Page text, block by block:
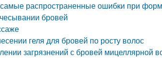
распространенные ошибки при
бровей
геля для бровей по росту волос
загрязнений с бровей мицеллярной